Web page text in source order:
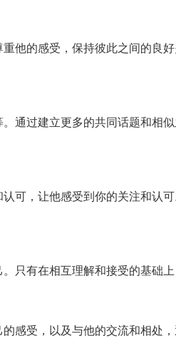
他的感受，保持彼此之间的良好
通过建立更多的共同话题和相似
可，让他感受到你的关注和认可
只有在相互理解和接受的基础
感受，以及与他的交流和相处，